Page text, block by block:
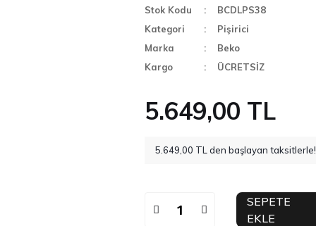
Stok Kodu
BCDLPS38
Kategori
Pişirici
Marka
Beko
Kargo
ÜCRETSİZ
5.649,00 TL
5.649,00 TL den başlayan taksitlerle!
SEPETE
EKLE